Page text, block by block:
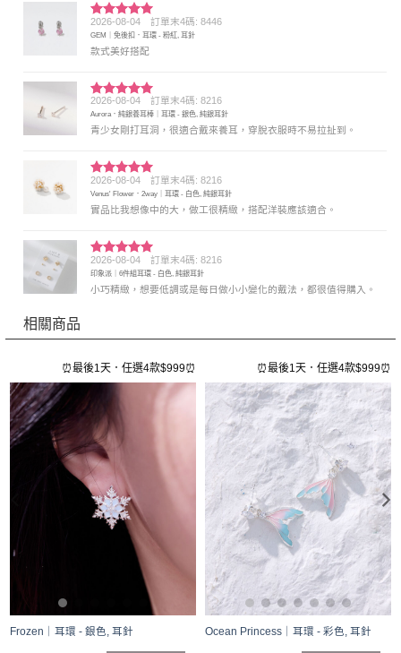
評分5 滿
分 5
2026-08-04 訂單末4碼: 8446
GEM｜免後扣．耳環 - 粉紅, 耳針
款式美好搭配
評分5 滿
分 5
2026-08-04 訂單末4碼: 8216
Aurora．純銀養耳棒｜耳環 - 銀色, 純銀耳針
青少女剛打耳洞，很適合戴來養耳，穿脫衣服時不易拉扯到。
評分5 滿
分 5
2026-08-04 訂單末4碼: 8216
Venus' Flower．2way｜耳環 - 白色, 純銀耳針
實品比我想像中的大，做工很精緻，搭配洋裝應該適合。
評分5滿
分 5
2026-08-04 訂單末4碼: 8216
印象派｜6件組耳環 - 白色, 純銀耳針
小巧精緻，想要低調或是每日做小小變化的戴法，都很值得購入。
相關商品
⏰最後1天．任選4款$999⏰
Frozen｜耳環 - 銀色, 耳針
⏰最後1天．任選4款$999⏰
Ocean Princess｜耳環 - 彩色, 耳針